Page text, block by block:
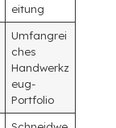
eitung
Umfangrei
ches
Handwerkz
eug-
Portfolio